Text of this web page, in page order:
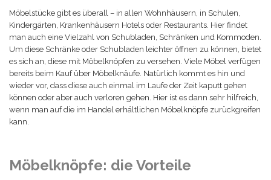
Möbelstücke gibt es überall – in allen Wohnhäusern, in Schulen,
Kindergärten, Krankenhäusern Hotels oder Restaurants. Hier findet
man auch eine Vielzahl von Schubladen, Schränken und Kommoden.
Um diese Schränke oder Schubladen leichter öffnen zu können, bietet
es sich an, diese mit Möbelknöpfen zu versehen. Viele Möbel verfügen
bereits beim Kauf über Möbelknäufe. Natürlich kommt es hin und
wieder vor, dass diese auch einmal im Laufe der Zeit kaputt gehen
können oder aber auch verloren gehen. Hier ist es dann sehr hilfreich,
wenn man auf die im Handel erhältlichen Möbelknöpfe zurückgreifen
kann.
Möbelknöpfe: die Vorteile